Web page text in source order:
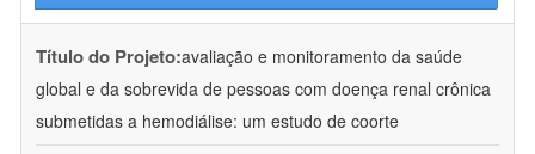
Título do Projeto:avaliação e monitoramento da saúde
global e da sobrevida de pessoas com doença renal crônica
submetidas a hemodiálise: um estudo de coorte